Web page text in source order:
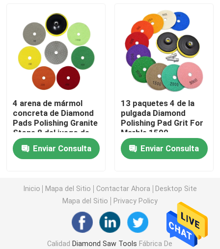
Diamond Saw Blade
Diamond Drill Core Bit
Diamond Grinding Wheel
tampón para pulir del diamante
rueda de la taza del diamante
Diamond Engraving Bit
Hoja de sierra oscilante
4 arena de mármol
concreta de Diamond
Pads Polishing Granite
Stone 8 del juego de
piezas seco mojado
de la pulgada 800
Enviar Consulta
13 paquetes 4 de la
pulgada Diamond
Polishing Pad Grit For
Marble 1500
Enviar Consulta
Inicio Mapa del Sitio Contactar Ahora
Desktop Site
Mapa del Sitio
Privacy Policy
Calidad Diamond Saw Tools Fábrica De